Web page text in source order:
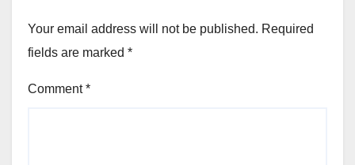
Your email address will not be published. Required
fields are marked *
Comment*